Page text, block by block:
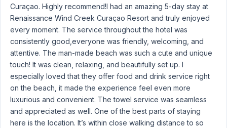
Curaçao. Highly recommend!I had an amazing 5-day stay at
Renaissance Wind Creek Curaçao Resort and truly enjoyed
every moment. The service throughout the hotel was
consistently good,everyone was friendly, welcoming, and
attentive. The man-made beach was such a cute and unique
touch! It was clean, relaxing, and beautifully set up. I
especially loved that they offer food and drink service right
on the beach, it made the experience feel even more
luxurious and convenient. The towel service was seamless
and appreciated as well. One of the best parts of staying
here is the location. It’s within close walking distance to so